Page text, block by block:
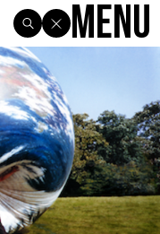
Menu